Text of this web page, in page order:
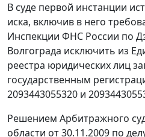
В суде первой инстанции
иска, включив в него
Инспекции ФНС России по
Волгограда исключить из
реестра юридических лиц
государственным
2093443055320 и
Решением Арбитражного
области от 30.11.2009 по